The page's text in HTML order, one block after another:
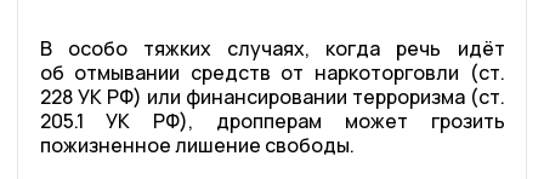
В особо тяжких случаях, когда речь идёт
об отмывании средств от наркоторговли (ст.
228 УК РФ) или финансировании терроризма (ст.
205.1 УК РФ), дропперам может грозить
пожизненное лишение свободы.